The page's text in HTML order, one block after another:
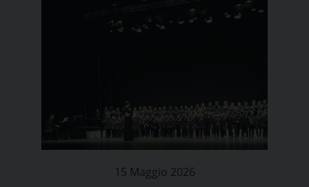
15 Maggio 2026